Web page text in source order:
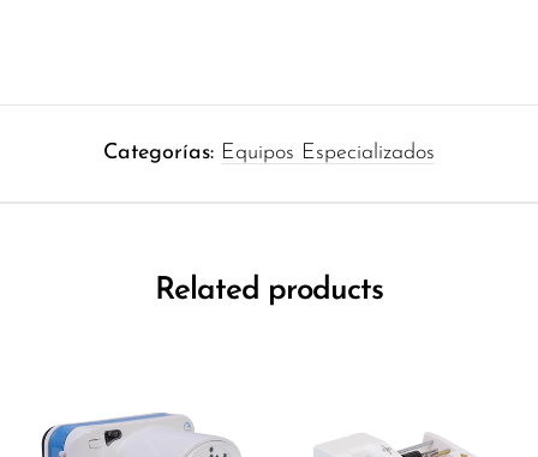
Categorías: Equipos Especializados
Related products